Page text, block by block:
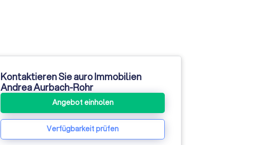
Kontaktieren Sie auro Immobilien
Andrea Aurbach-Rohr
Angebot einholen
Verfügbarkeit prüfen